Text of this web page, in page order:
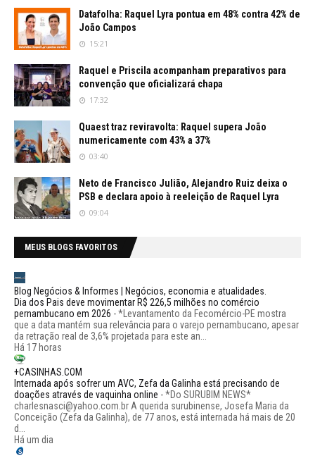
Datafolha: Raquel Lyra pontua em 48% contra 42% de
João Campos
15:21
Raquel e Priscila acompanham preparativos para
convenção que oficializará chapa
17:32
Quaest traz reviravolta: Raquel supera João
numericamente com 43% a 37%
03:40
Neto de Francisco Julião, Alejandro Ruiz deixa o
PSB e declara apoio à reeleição de Raquel Lyra
09:04
MEUS BLOGS FAVORITOS
Blog Negócios & Informes | Negócios, economia e atualidades.
Dia dos Pais deve movimentar R$ 226,5 milhões no comércio
pernambucano em 2026 -*Levantamento da Fecomércio-PE mostra
que a data mantém sua relevância para o varejo pernambucano, apesar
da retração real de 3,6% projetada para este an...
Há 17 horas
+CASINHAS.COM
Internada após sofrer um AVC, Zefa da Galinha está precisando de
doações através de vaquinha online -*Do SURUBIM NEWS*
charlesnasci@yahoo.com.br A querida surubinense, Josefa Maria da
Conceição (Zefa da Galinha), de 77 anos, está internada há mais de 20
d...
Há um dia